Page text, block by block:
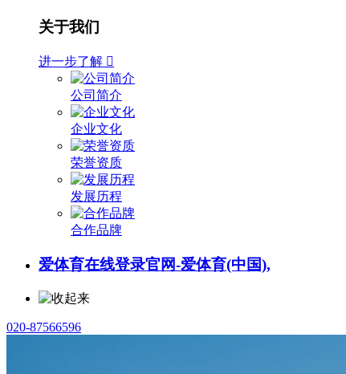
关于我们
进一步了解 
公司简介
企业文化
荣誉资质
发展历程
合作品牌
爱体育在线登录官网-爱体育(中国),
020-87566596